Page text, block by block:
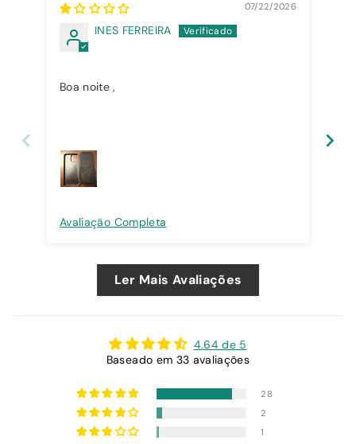
07/22/2026
INES FERREIRA
Boa noite ,
Avaliação Completa
Ler Mais Avaliações
4.64 de 5
Baseado em 33 avaliações
28
2
1